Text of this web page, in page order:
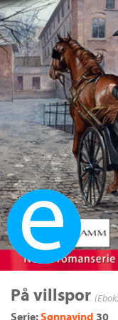
Ebok
På villspor (Ebok)
Serie:Sønnavind 30